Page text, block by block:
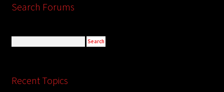
Search Forums
Recent Topics